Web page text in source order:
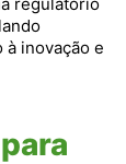
inovação e